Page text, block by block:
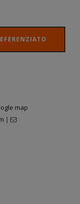
map
|